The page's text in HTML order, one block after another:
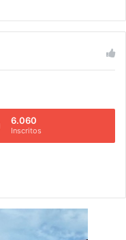
6.060
Inscritos